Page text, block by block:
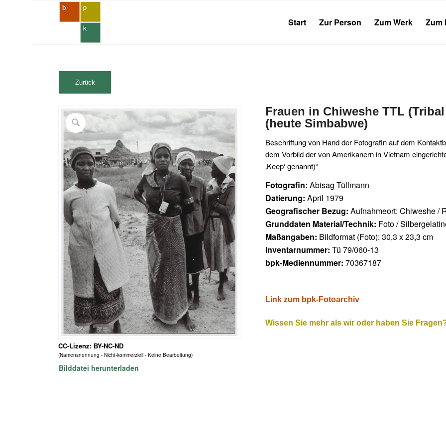
Start Zur Person Zum Werk Zum
CC-Lizenz: BY-NC-ND
(Namensnennung - Nicht-kommerziell - Keine Bearbeitung)
Bilddatei herunterladen
Frauen in Chiweshe TTL
(heute Simbabwe)
Beschriftung von Hand der Fotografin auf dem
dem Vorbild der von Amerikanern in Vietnam
‚Keep‘ genannt)“
Fotografin:Abisag Tüllmann
Datierung:April 1979
Geografischer Bezug:Aufnahmeort: Chiweshe /
Grunddaten Material/Technik: Foto /
Maßangaben: Bildformat (Foto): 30,3 x 23,3 cm
Inventarnummer:Tü 79/060-13
bpk-Mediennummer:70367187
Link zum bpk-Fotoarchiv
Wissen Sie mehr als wir oder haben Sie